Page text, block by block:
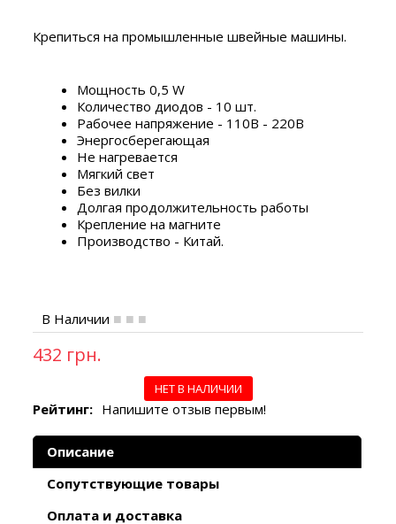
Крепиться на промышленные швейные машины.
Мощность 0,5 W
Количество диодов - 10 шт.
Рабочее напряжение - 110В - 220В
Энергосберегающая
Не нагревается
Мягкий свет
Без вилки
Долгая продолжительность работы
Крепление на магните
Производство - Китай.
В Наличии
432 грн.
НЕТ В НАЛИЧИИ
Рейтинг: Напишите отзыв первым!
Описание
Сопутствующие товары
Оплата и доставка